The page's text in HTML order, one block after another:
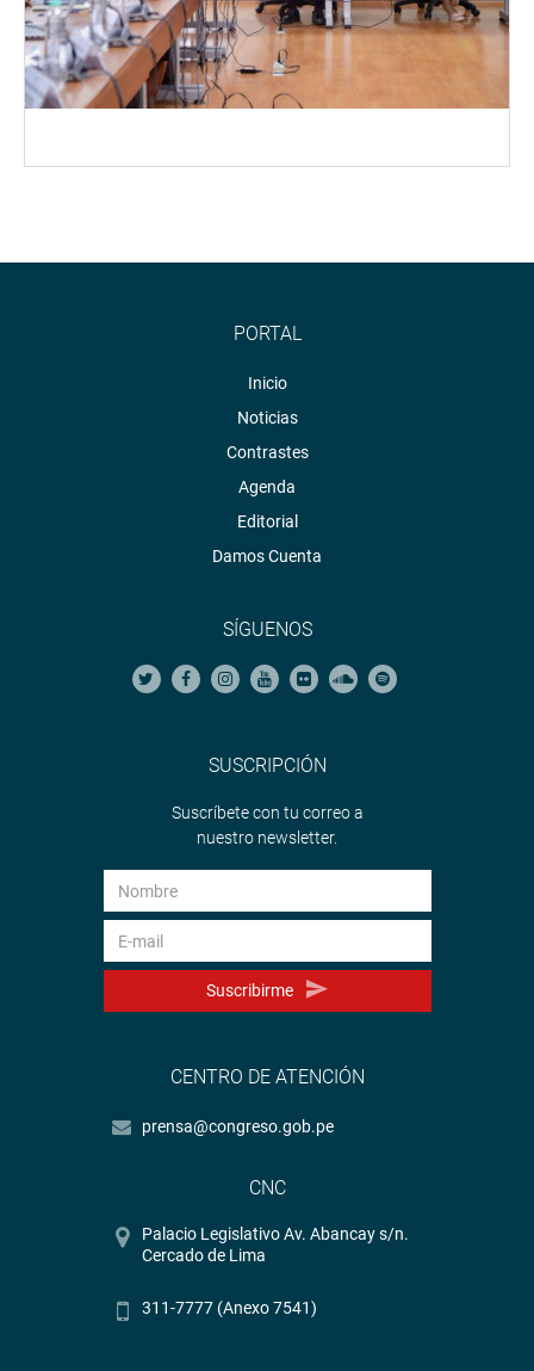
PORTAL
Inicio
Noticias
Contrastes
Agenda
Editorial
Damos Cuenta
SÍGUENOS
SUSCRIPCIÓN
Suscríbete con tu correo a
nuestro newsletter.
Suscribirme
CENTRO DE ATENCIÓN
prensa@congreso.gob.pe
CNC
Palacio Legislativo Av. Abancay s/n.
Cercado de Lima
311-7777 (Anexo 7541)